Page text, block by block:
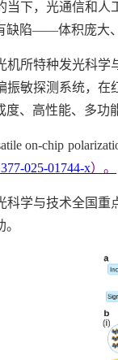
当下，光通信和
缺陷——体积庞大
机所特种发光科
振敏探测系统，
度、高性能、多
on-chip
025-01744-x）。
科学与技术全国